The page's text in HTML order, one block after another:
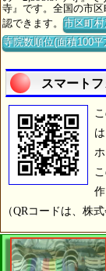
寺』です。全国の市
認できます。市区町
寺院数順位(面積100
スマート
（QRコードは、株